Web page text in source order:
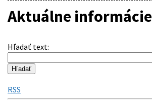
Aktuálne informácie
Hľadať text:
RSS